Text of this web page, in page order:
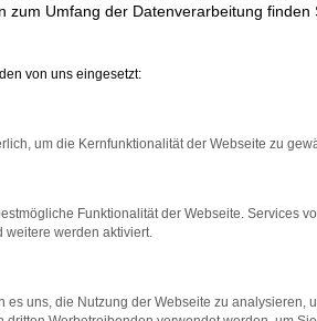
|
– IHR
suchen, empfehlen wir Ihnen
auf dem Weg zu einem
im Autohaus Daub kaufen,
wenn keinerlei Mängel mehr
zum Umfang der Datenverarbeitung finden
von uns eingesetzt:
um die Kernfunktionalität der Webseite zu
Funktionalität der Webseite. Services
weitere werden aktiviert.
es uns, die Nutzung der Webseite zu analysieren,